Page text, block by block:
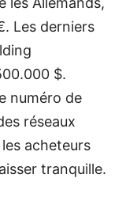
Les derniers
$.
numéro de
réseaux
acheteurs
tranquille.